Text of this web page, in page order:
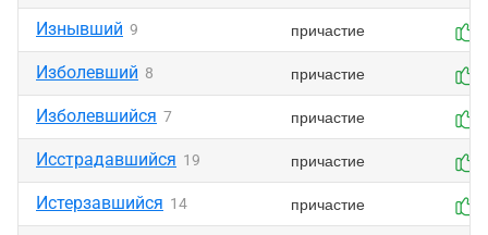
Изнывший 9 причастие
Изболевший 8 причастие
Изболевшийся 7 причастие
Исстрадавшийся 19 причастие
Истерзавшийся 14 причастие